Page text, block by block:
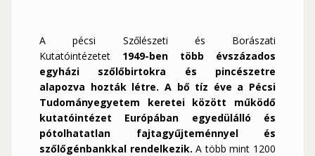
Apécsi Szőlészeti és Borászati
Kutatóintézetet 1949-ben több évszázados
egyházi szőlőbirtokra és pincészetre
alapozva hozták létre. A bő tíz éve a Pécsi
Tudományegyetem keretei között működő
kutatóintézet Európában egyedülálló és
pótolhatatlan fajtagyűjteménnyel és
szőlőgénbankkal rendelkezik.A több mint 1200